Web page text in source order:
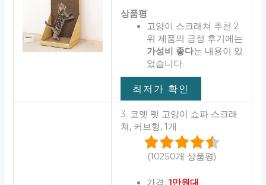
상품평
고양이 스크래쳐 추천 2
위 제품의 긍정 후기에는
가성비 좋다는 내용이 있
었습니다.
최저가 확인
3. 코멧 펫 고양이 쇼파 스크래
쳐, 커브형, 1개
(10250개 상품평)
가격: 1만원대